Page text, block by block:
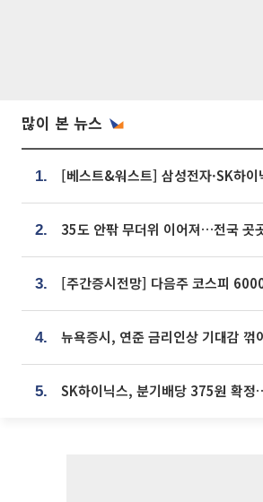
많이 본 뉴스
1.
2.
3.
4.
5.